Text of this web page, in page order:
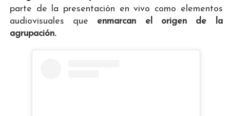
parte de la presentación en vivo como elementos
audiovisuales que enmarcan el origen de la
agrupación.